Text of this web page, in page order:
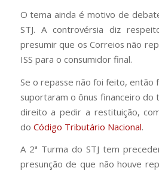
O tema ainda é motivo de
STJ. A controvérsia diz
presumir que os Correios não
ISS para o consumidor final.
Se o repasse não foi feito, então
suportaram o ônus financeiro do
direito a pedir a restituição,
do Código Tributário Nacional.
A 2ª Turma do STJ tem
presunção de que não houve